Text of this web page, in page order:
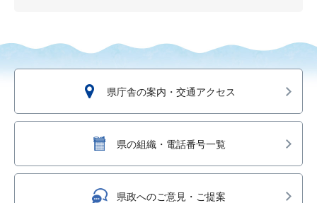
県庁舎の案内・交通アクセス
県の組織・電話番号一覧
県政へのご意見・ご提案